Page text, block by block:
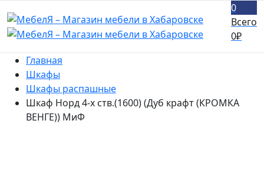
0
Всего
0₽
Главная
Шкафы
Шкафы распашные
Шкаф Норд 4-х ств.(1600) (Дуб крафт (КРОМКА
ВЕНГЕ)) МиФ